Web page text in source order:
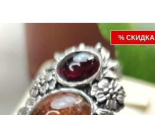
% СКИДКА